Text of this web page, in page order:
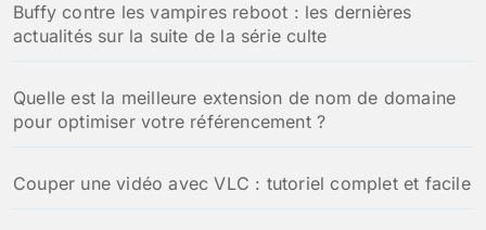
Buffy contre les vampires reboot : les dernières
actualités sur la suite de la série culte
Quelle est la meilleure extension de nom de domaine
pour optimiser votre référencement ?
Couper une vidéo avec VLC : tutoriel complet et facile